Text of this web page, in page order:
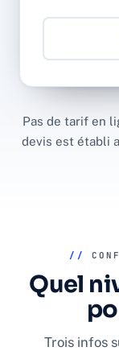
Pas de tarif en
devis est établi
//
Quel
Trois infos